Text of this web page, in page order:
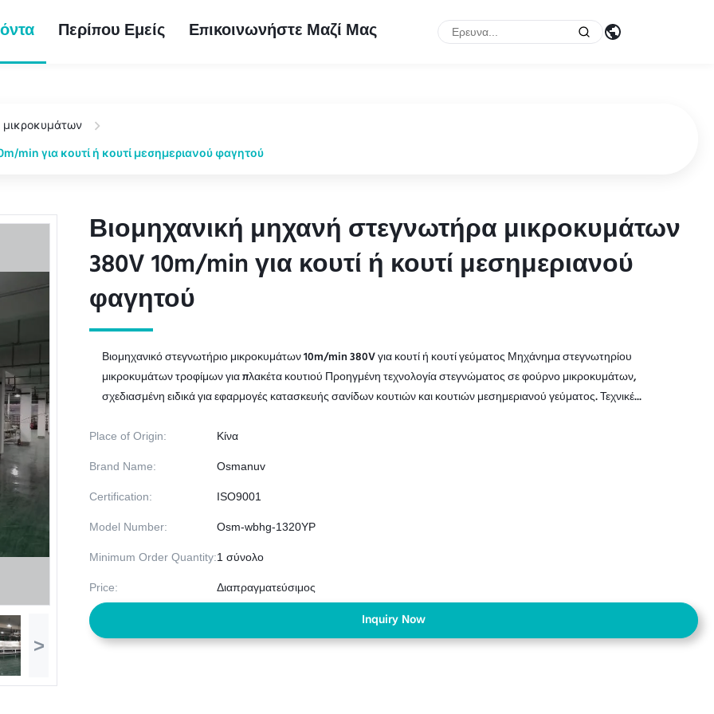
Περίπου Εμείς Επικοινωνήστε Μαζί Μας
μικροκυμάτων
min για κουτί ή κουτί μεσημεριανού φαγητού
>
Βιομηχανική μηχανή στεγνωτήρα μικροκυμάτων
380V 10m/min για κουτί ή κουτί μεσημεριανού
φαγητού
Βιομηχανική μηχανή στεγνωτήρα μικροκυμάτων
380V 10m/min για κουτί ή κουτί μεσημεριανού
φαγητού
Βιομηχανικό στεγνωτήριο μικροκυμάτων 10m/min 380V για κουτί ή κουτί γεύματος Μηχάνημα στεγνωτηρίου
μικροκυμάτων τροφίμων για πλακέτα κουτιού Προηγμένη τεχνολογία στεγνώματος σε φούρνο μικροκυμάτων,
σχεδιασμένη ειδικά για εφαρμογές κατασκευής σανίδων κουτιών και κουτιών μεσημεριανού γεύματος. Τεχνικέ...
Place of Origin: Κίνα
Brand Name: Osmanuv
Certification: ISO9001
Model Number: Osm-wbhg-1320YP
Minimum Order Quantity:1 σύνολο
Price: Διαπραγματεύσιμος
Inquiry Now